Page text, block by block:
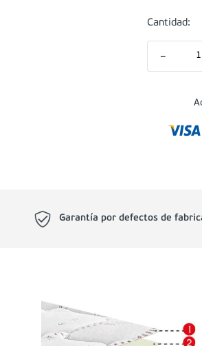
Cantidad:
－
Garantía por defectos de